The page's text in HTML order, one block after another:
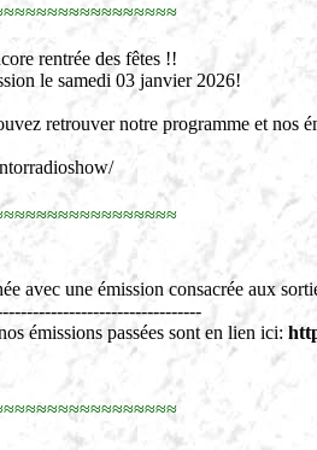
rentrée des fêtes !!
le samedi 03 janvier 2026!
retrouver notre programme et nos
avec une émission consacrée aux
émissions passées sont en lien ici: